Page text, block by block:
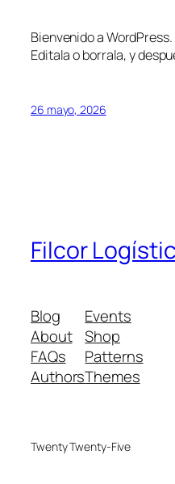
Bienvenido a
Editala o borrala, y
26 mayo, 2026
Filcor
Blog
About
FAQs
Authors
Events
Shop
Patterns
Themes
Twenty Twenty-Five